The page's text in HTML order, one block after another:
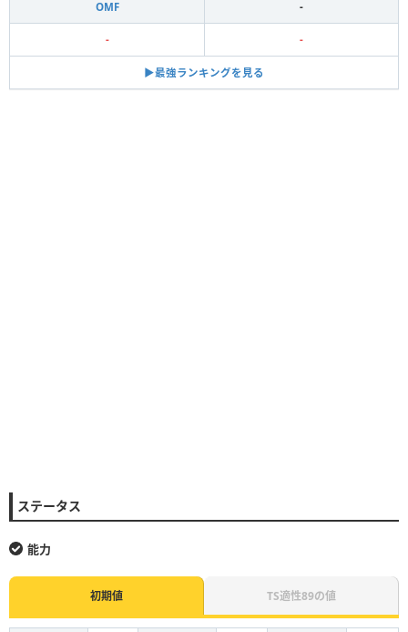
OMF -
- -
▶︎最強ランキングを見る
ステータス
能力
初期値 TS適性89の値